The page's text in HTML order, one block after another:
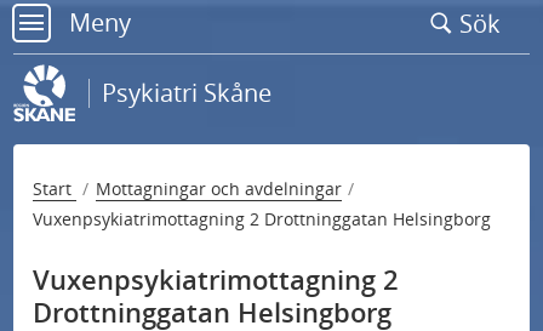
Gå
till
sidans
innehåll
Meny
Sök
meny
Psykiatri Skåne
Start
Mottagningar och avdelningar
Vuxenpsykiatrimottagning 2 Drottninggatan Helsingborg
Vuxenpsykiatrimottagning 2
Drottninggatan Helsingborg